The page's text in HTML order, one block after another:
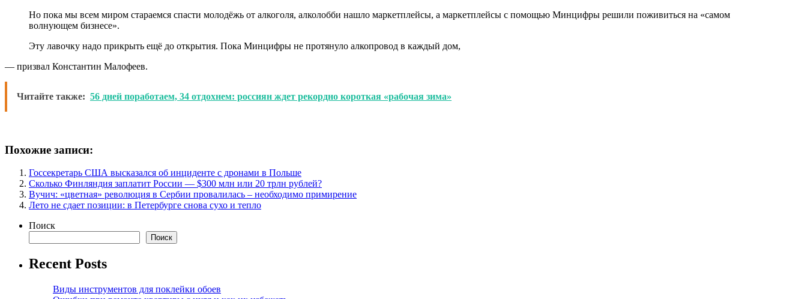
Но пока мы всем миром стараемся спасти молодёжь от алкоголя, алколобби нашло маркетплейсы, а маркетплейсы с помощью Минцифры решили поживиться на «самом
волнующем бизнесе».
Эту лавочку надо прикрыть ещё до открытия. Пока Минцифры не протянуло алкопровод в каждый дом,
— призвал Константин Малофеев.
Читайте также: 56 дней поработаем, 34 отдохнем: россиян ждет рекордно короткая «рабочая зима»
Похожие записи:
Госсекретарь США высказался об инциденте с дронами в Польше
Сколько Финляндия заплатит России — $300 млн или 20 трлн рублей?
Вучич: «цветная» революция в Сербии провалилась – необходимо примирение
Лето не сдает позиции: в Петербурге снова сухо и тепло
Поиск
Поиск
Recent Posts
Виды инструментов для поклейки обоев